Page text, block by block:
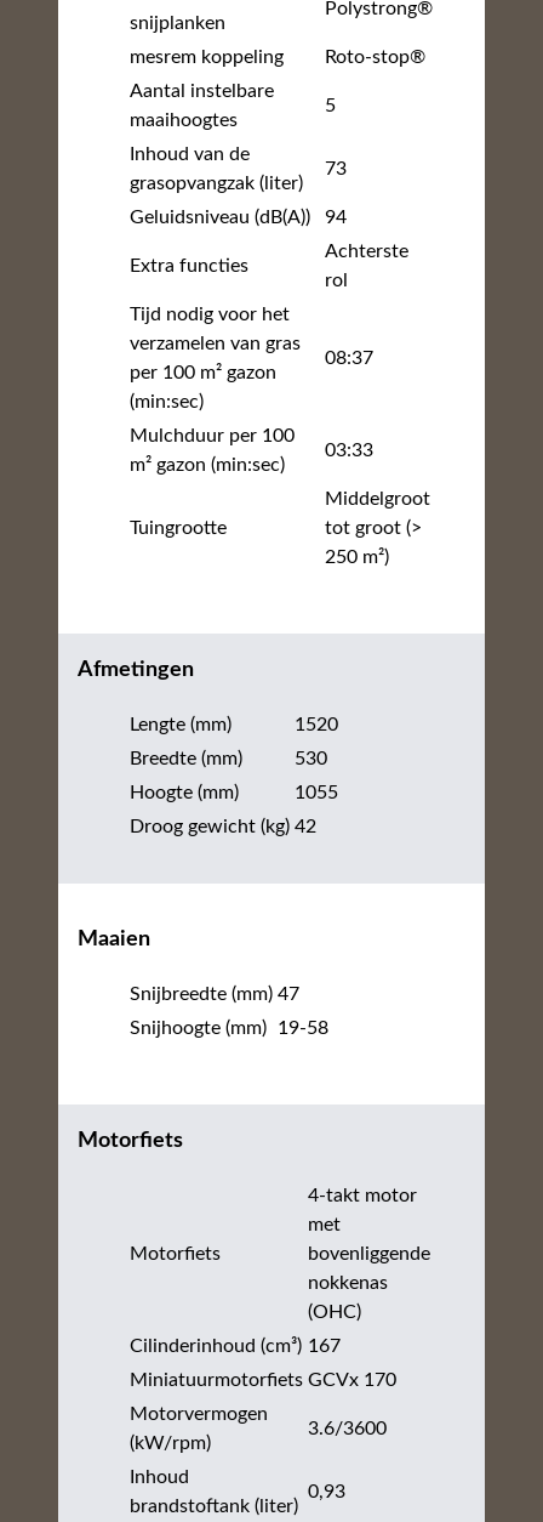
snijplanken
Polystrong®
mesrem koppeling
Roto-stop®
Aantal instelbare
maaihoogtes
5
Inhoud van de
grasopvangzak (liter)
73
Geluidsniveau (dB(A)) 94
Extra functies
Achterste
rol
Tijd nodig voor het
verzamelen van gras
per 100 m² gazon
(min:sec)
08:37
Mulchduur per 100
m² gazon (min:sec)
03:33
Tuingrootte
Middelgroot
tot groot (>
250 m²)
Afmetingen
Lengte (mm)
1520
Breedte (mm)
530
Hoogte (mm)
1055
Droog gewicht (kg) 42
Maaien
Snijbreedte (mm) 47
Snijhoogte (mm)
19-58
Motorfiets
Motorfiets
4-takt motor
met
bovenliggende
nokkenas
(OHC)
Cilinderinhoud (cm³) 167
Miniatuurmotorfiets GCVx 170
Motorvermogen
(kW/rpm)
3.6/3600
Inhoud
brandstoftank (liter)
0,93